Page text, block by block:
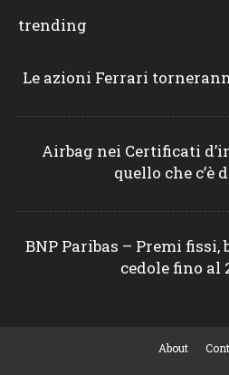
trending
Le azioni Ferrari
Airbag nei Certificati
quello che c’è
BNP Paribas – Premi fissi,
cedole fino al
About